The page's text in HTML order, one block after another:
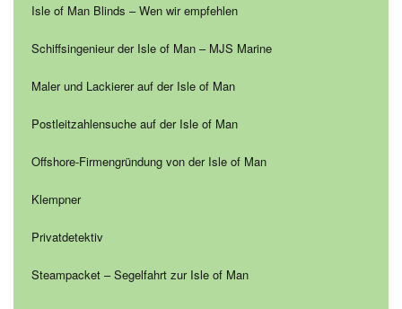
Isle of Man Blinds – Wen wir empfehlen
Schiffsingenieur der Isle of Man – MJS Marine
Maler und Lackierer auf der Isle of Man
Postleitzahlensuche auf der Isle of Man
Offshore-Firmengründung von der Isle of Man
Klempner
Privatdetektiv
Steampacket – Segelfahrt zur Isle of Man